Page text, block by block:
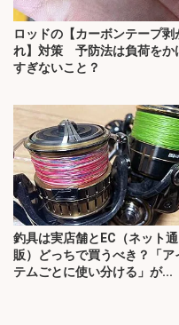
ロッドの【カーボンテープ剥
れ】対策 予防法は負荷をか
すぎないこと？
釣具は実店舗とEC（ネット通
販）どっちで買うべき？「ア
テムごとに使い分ける」が...